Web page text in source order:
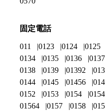
固定電話
011 0123 0124 0125
0134
0135 0136 0137
0138
0139 01392
0144
0145 01456
0152
0153 0154
01564
0157 0158